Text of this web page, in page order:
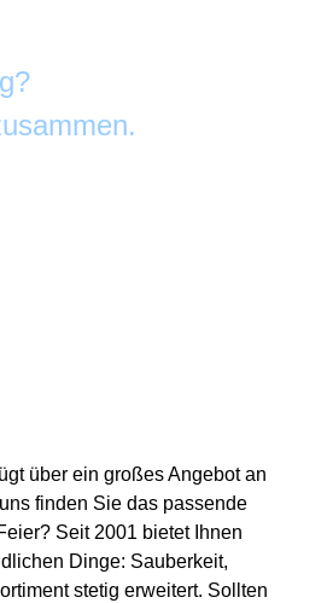
über ein großes Angebot an
finden Sie das passende
Seit 2001 bietet Ihnen
Dinge: Sauberkeit,
stetig erweitert. Sollten